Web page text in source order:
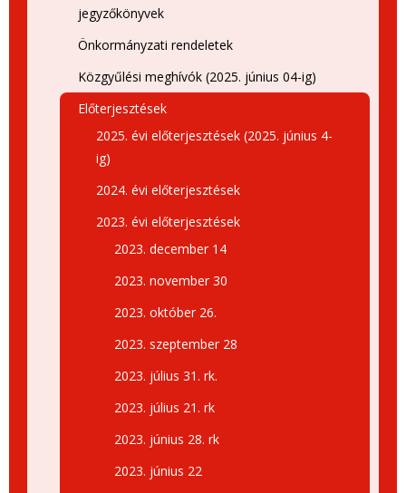
jegyzőkönyvek
Önkormányzati rendeletek
Közgyűlési meghívók (2025. június 04-ig)
Előterjesztések
2025. évi előterjesztések (2025. június 4-
ig)
2024. évi előterjesztések
2023. évi előterjesztések
2023. december 14
2023. november 30
2023. október 26.
2023. szeptember 28
2023. július 31. rk.
2023. július 21. rk
2023. június 28. rk
2023. június 22